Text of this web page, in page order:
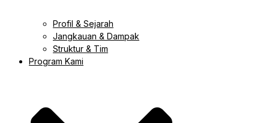
Profil & Sejarah
Jangkauan & Dampak
Struktur & Tim
Program Kami